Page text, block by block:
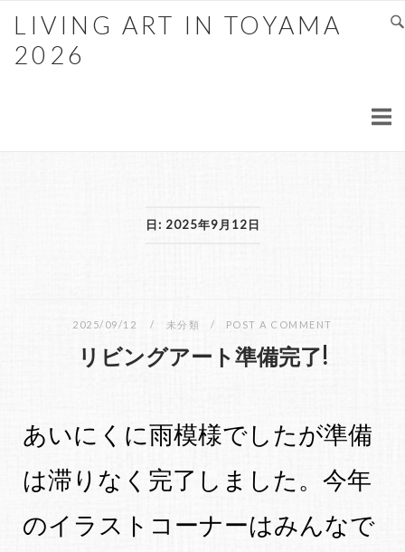
LIVING ART IN TOYAMA
2026
日: 2025年9月12日
2025/09/12 未分類 POST A COMMENT
リビングアート準備完了!
あいにくに雨模様でしたが準備
は滞りなく完了しました。今年
のイラストコーナーはみんなで